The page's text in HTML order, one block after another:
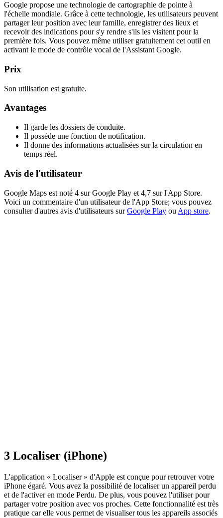
Google propose une technologie de cartographie de pointe à
l'échelle mondiale. Grâce à cette technologie, les utilisateurs peuvent
partager leur position avec leur famille, enregistrer des lieux et
recevoir des indications pour s'y rendre s'ils les visitent pour la
première fois. Vous pouvez même utiliser gratuitement cet outil en
activant le mode de contrôle vocal de l'Assistant Google.
Prix
Son utilisation est gratuite.
Avantages
Il garde les dossiers de conduite.
Il possède une fonction de notification.
Il donne des informations actualisées sur la circulation en
temps réel.
Avis de l'utilisateur
Google Maps est noté 4 sur Google Play et 4,7 sur l'App Store.
Voici un commentaire d'un utilisateur de l'App Store; vous pouvez
consulter d'autres avis d'utilisateurs surGoogle Play ou App store.
3 Localiser (iPhone)
L'application « Localiser » d'Apple est conçue pour retrouver votre
iPhone égaré. Vous avez la possibilité de localiser un appareil perdu
et de l'activer en mode Perdu. De plus, vous pouvez l'utiliser pour
partager votre position avec vos proches. Cette fonctionnalité est très
pratique car elle vous permet de visualiser tous les appareils associés